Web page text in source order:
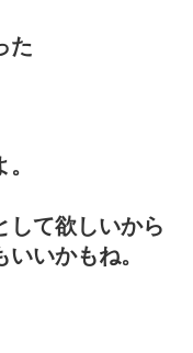
た
して欲しいから
いかもね。